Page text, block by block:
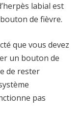
labial est
de fièvre.
que vous devez
un bouton de
de rester
pas